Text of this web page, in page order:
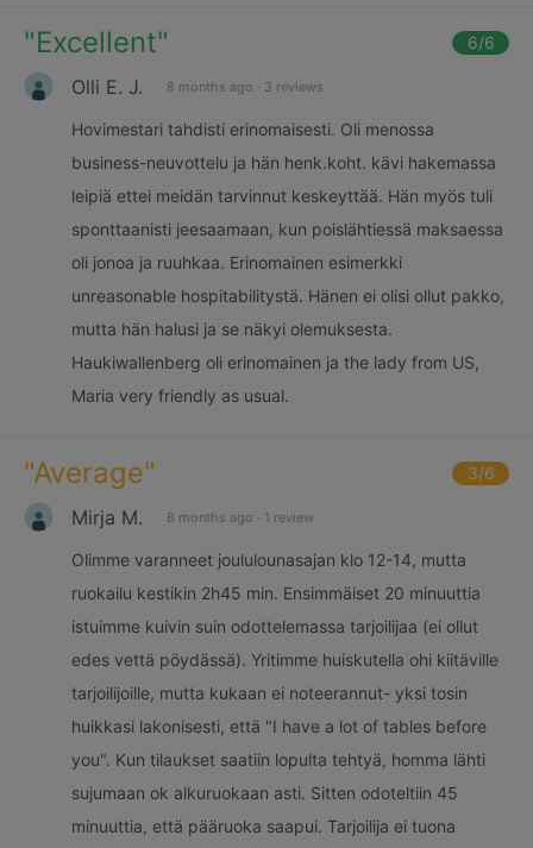
"Excellent" 6/6
Olli E. J. 8 months ago · 3 reviews
Hovimestari tahdisti erinomaisesti. Oli menossa
business-neuvottelu ja hän henk.koht. kävi hakemassa
leipiä ettei meidän tarvinnut keskeyttää. Hän myös tuli
sponttaanisti jeesaamaan, kun poislähtiessä maksaessa
oli jonoa ja ruuhkaa. Erinomainen esimerkki
unreasonable hospitabilitystä. Hänen ei olisi ollut pakko,
mutta hän halusi ja se näkyi olemuksesta.
Haukiwallenberg oli erinomainen ja the lady from US,
Maria very friendly as usual.
"Average" 3/6
Mirja M. 8 months ago · 1 review
Olimme varanneet joululounasajan klo 12-14, mutta
ruokailu kestikin 2h45 min. Ensimmäiset 20 minuuttia
istuimme kuivin suin odottelemassa tarjoilijaa (ei ollut
edes vettä pöydässä). Yritimme huiskutella ohi kiitäville
tarjoilijoille, mutta kukaan ei noteerannut- yksi tosin
huikkasi lakonisesti, että "I have a lot of tables before
you". Kun tilaukset saatiin lopulta tehtyä, homma lähti
sujumaan ok alkuruokaan asti. Sitten odoteltiin 45
minuuttia, että pääruoka saapui. Tarjoilija ei tuona